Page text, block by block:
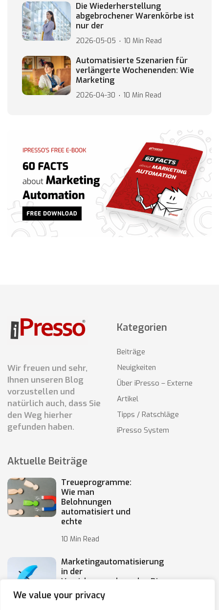
We value your privacy
Die Wiederherstellung
abgebrochener Warenkörbe ist
nur der
2026-05-05 10 Min Read
Automatisierte Szenarien für
verlängerte Wochenenden: Wie
Marketing
2026-04-30 10 Min Read
Wir freuen und sehr,
Ihnen unseren Blog
vorzustellen und
natürlich auch, dass Sie
den Weg hierher
gefunden haben.
Kategorien
Beiträge
Neuigkeiten
Über iPresso – Externe
Artikel
Tipps / Ratschläge
iPresso System
Aktuelle Beiträge
Treueprogramme:
Wie man
Belohnungen
automatisiert und
echte
10 Min Read
Marketingautomatisierung
in der
Versicherungsbranche: Die
Automatisierung von